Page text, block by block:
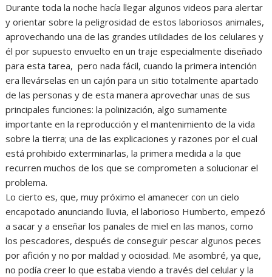
Durante toda la noche hacía llegar algunos videos para alertar
y orientar sobre la peligrosidad de estos laboriosos animales,
aprovechando una de las grandes utilidades de los celulares y
él por supuesto envuelto en un traje especialmente diseñado
para esta tarea, pero nada fácil, cuando la primera intención
era llevárselas en un cajón para un sitio totalmente apartado
de las personas y de esta manera aprovechar unas de sus
principales funciones: la polinización, algo sumamente
importante en la reproducción y el mantenimiento de la vida
sobre la tierra; una de las explicaciones y razones por el cual
está prohibido exterminarlas, la primera medida a la que
recurren muchos de los que se comprometen a solucionar el
problema.
Lo cierto es, que, muy próximo el amanecer con un cielo
encapotado anunciando lluvia, el laborioso Humberto, empezó
a sacar y a enseñar los panales de miel en las manos, como
los pescadores, después de conseguir pescar algunos peces
por afición y no por maldad y ociosidad. Me asombré, ya que,
no podía creer lo que estaba viendo a través del celular y la